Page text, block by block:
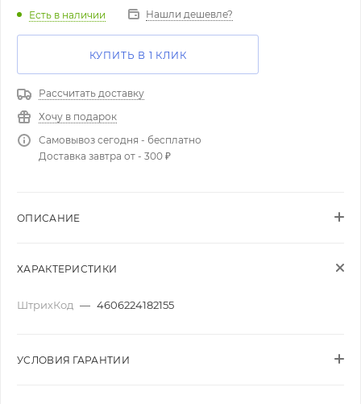
Есть в наличии Нашли дешевле?
КУПИТЬ В 1 КЛИК
Рассчитать доставку
Хочу в подарок
Самовывоз сегодня - бесплатно
Доставка завтра от - 300 ₽
ОПИСАНИЕ
ХАРАКТЕРИСТИКИ
ШтрихКод — 4606224182155
УСЛОВИЯ ГАРАНТИИ